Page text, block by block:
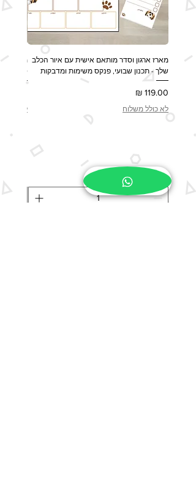
מארז ארגון וסדר מותאם אישית עם איור הכלב
שלך - תכנון שבועי, פנקס משימות ומדבקות
מחיר
לא כולל משלוח
מארז
ספל, שלט לדלת
לא כולל